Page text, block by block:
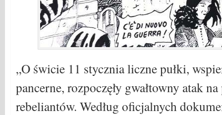
„O świcie 11 stycznia liczne pułki,
pancerne, rozpoczęły gwałtowny atak
rebeliantów. Według oficjalnych